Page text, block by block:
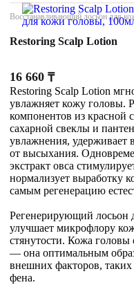
Восстанавливающий лосьон для
Restoring Scalp Lotion
16 660 ₸
Restoring Scalp Lotion
увлажняет кожу головы.
компонентов из красной
сахарной свеклы и
увлажнения, удерживает
от высыхания.
экстракт овса
нормализует выработку
самым регенерацию
Регенерирующий лосьон
улучшает микрофлору
стянутости. Кожа
— она оптимальным
внешних факторов,
фена.